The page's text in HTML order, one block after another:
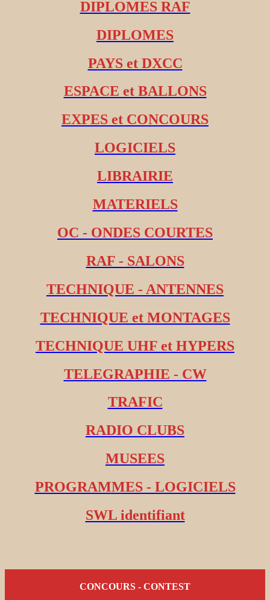
DIPLOMES RAF
DIPLOMES
PAYS et DXCC
ESPACE et BALLONS
EXPES et CONCOURS
LOGICIELS
LIBRAIRIE
MATERIELS
OC - ONDES COURTES
RAF - SALONS
TECHNIQUE - ANTENNES
TECHNIQUE et MONTAGES
TECHNIQUE UHF et HYPERS
TELEGRAPHIE - CW
TRAFIC
RADIO CLUBS
MUSEES
PROGRAMMES - LOGICIELS
SWL identifiant
CONCOURS - CONTEST